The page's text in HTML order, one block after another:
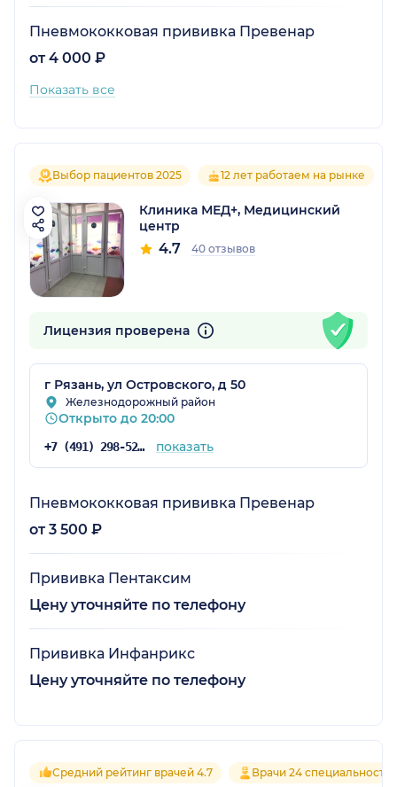
Пневмококковая прививка Превенар
от 4 000 ₽
Показать все
Выбор пациентов 2025 12 лет работаем на рынке
Клиника МЕД+, Медицинский
центр
4.7 40 отзывов
Лицензия проверена
г Рязань, ул Островского, д 50
Железнодорожный район
Открыто до 20:00
+7 (491) 298-52-52 показать
Пневмококковая прививка Превенар
от 3 500 ₽
Прививка Пентаксим
Цену уточняйте по телефону
Прививка Инфанрикс
Цену уточняйте по телефону
Средний рейтинг врачей 4.7 Врачи 24